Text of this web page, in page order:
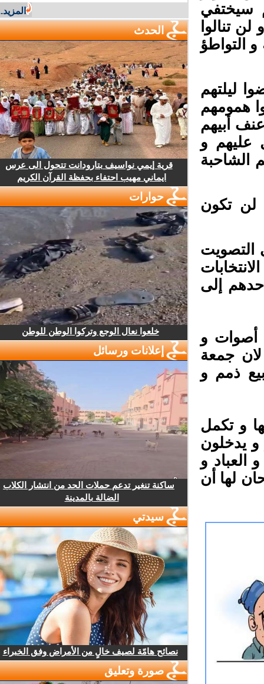
سيختفي
تنالوا
التواطؤ
ليلتهم
همومهم
أبيهم
و
تكون
التصويت
إلى
و
جمعة
ذمم و
و تكمل
يدخلون
و
لها أن
المزيد...
الحدث
قرية إيمي نواسيف بتارودانت تتحول الى عرس
ايماني مهيب احتفاء بحفظة القرآن الكريم
حوارات
خلعوا نعال الوجع وتركوا الوطن للوطن
إعلانات ورسائل
ساكنة تنغير تدعم حملات الحد من انتشار الكلاب
الضالة بالمدينة
سيدتي
نصائح هامّة لصيف خالٍ من الأمراض وفق الخبراء
صورة وتعليق